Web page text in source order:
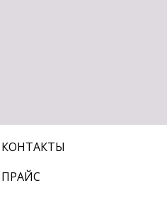
КОНТАКТЫ
ПРАЙС